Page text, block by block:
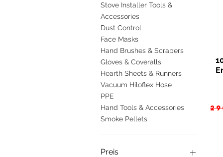
Stove Installer Tools &
Accessories
Dust Control
Face Masks
Hand Brushes & Scrapers
Gloves & Coveralls
Hearth Sheets & Runners
Vacuum Hiloflex Hose
PPE
Hand Tools & Accessories
Smoke Pellets
Preis